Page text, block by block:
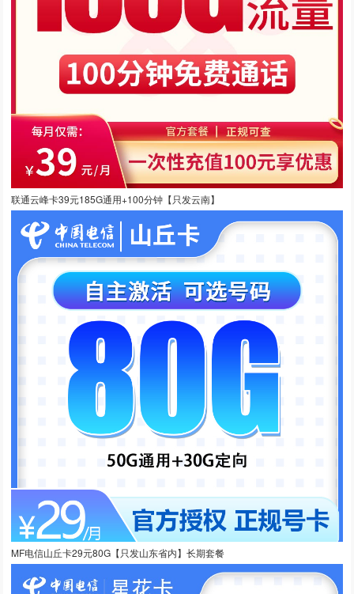
联通云峰卡39元185G通用+100分钟【只发云南】
MF电信山丘卡29元80G【只发山东省内】长期套餐